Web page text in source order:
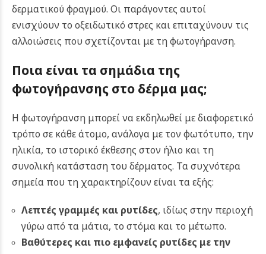
δερματικού φραγμού. Οι παράγοντες αυτοί
ενισχύουν το οξειδωτικό στρες και επιταχύνουν τις
αλλοιώσεις που σχετίζονται με τη φωτογήρανση.
Ποια είναι τα σημάδια της
φωτογήρανσης στο δέρμα μας;
Η φωτογήρανση μπορεί να εκδηλωθεί με διαφορετικό
τρόπο σε κάθε άτομο, ανάλογα με τον φωτότυπο, την
ηλικία, το ιστορικό έκθεσης στον ήλιο και τη
συνολική κατάσταση του δέρματος. Τα συχνότερα
σημεία που τη χαρακτηρίζουν είναι τα εξής:
Λεπτές γραμμές και ρυτίδες, ιδίως στην περιοχή
γύρω από τα μάτια, το στόμα και το μέτωπο.
Βαθύτερες και πιο εμφανείς ρυτίδες με την